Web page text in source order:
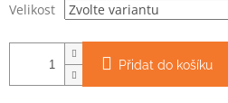
Velikost
Přidat do košíku